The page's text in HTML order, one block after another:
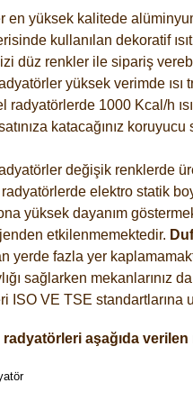
en yüksek kalitede
kullanılan dekoratif
düz renkler ile sipariş
yüksek verimde ısı
radyatörlerde 1000 Kcal/h
katacağınız
değişik renklerde
elektro statik
yüksek dayanım
etkilenmemektedir.
yerde fazla yer
sağlarken mekanlarınız
ISO VE TSE standartlarına
aşağıda